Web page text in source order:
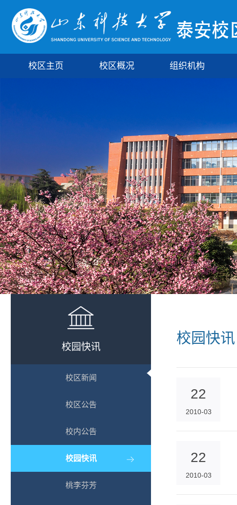
校区主页 校区概况 组织机构
校园快讯
校区新闻
校区公告
校内公告
校园快讯
桃李芬芳
校园快讯
22
2010-03
22
2010-03